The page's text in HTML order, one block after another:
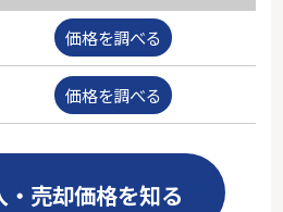
価格を調べる
価格を調べる
・売却価格を知る